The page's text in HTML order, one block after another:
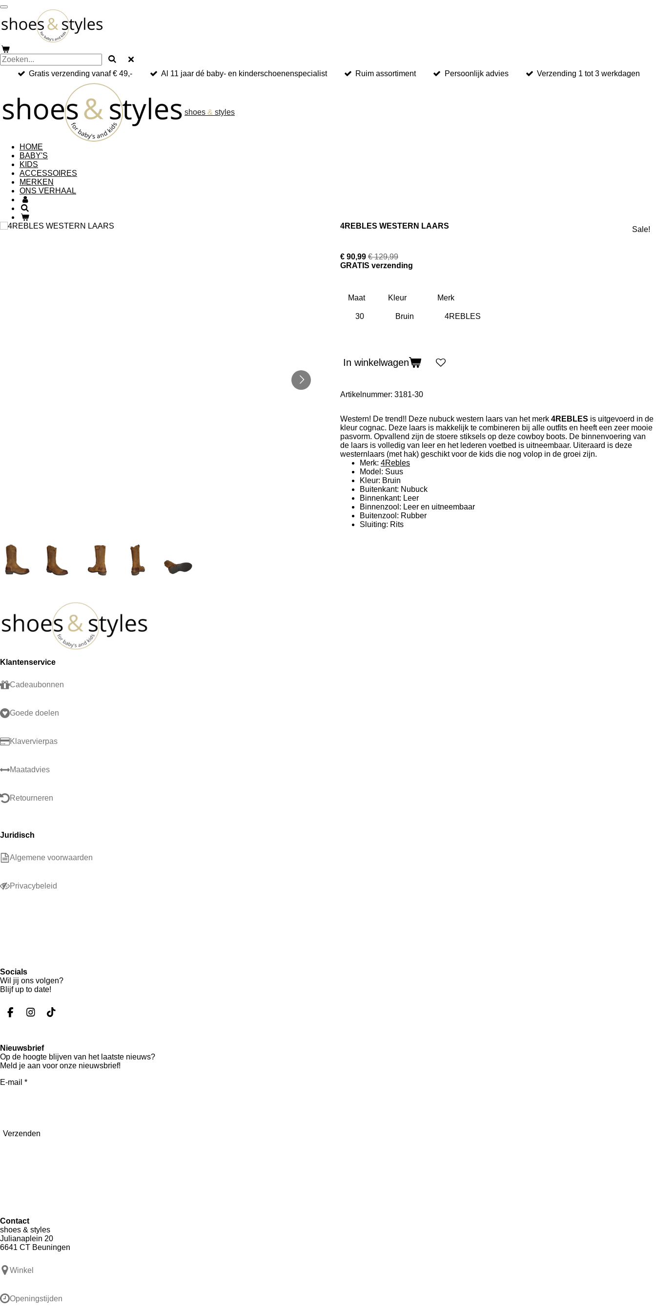
Ga
direct
naar
hoofdinhoud
Gratis verzending vanaf € 49,- Al 11 jaar dé baby- en kinderschoenenspecialist Ruim assortiment Persoonlijk advies Verzending 1 tot 3 werkdagen
shoes & styles
HOME
BABY'S
KIDS
ACCESSOIRES
MERKEN
ONS VERHAAL
4REBLES WESTERN LAARS Sale!
€ 90,99 € 129,99
GRATIS verzending
Maat Kleur Merk
In winkelwagen
Artikelnummer: 3181-30
Western! De trend!! Deze nubuck western laars van het merk 4REBLES is uitgevoerd in de
kleur cognac. Deze laars is makkelijk te combineren bij alle outfits en heeft een zeer mooie
pasvorm. Opvallend zijn de stoere stiksels op deze cowboy boots. De binnenvoering van
de laars is volledig van leer en het lederen voetbed is uitneembaar. Uiteraard is deze
westernlaars (met hak) geschikt voor de kids die nog volop in de groei zijn.
Merk: 4Rebles
Model: Suus
Kleur: Bruin
Buitenkant: Nubuck
Binnenkant: Leer
Binnenzool: Leer en uitneembaar
Buitenzool: Rubber
Sluiting: Rits
Klantenservice
Cadeaubonnen
Goede doelen
Klavervierpas
Maatadvies
Retourneren
Juridisch
Algemene voorwaarden
Privacybeleid
Socials
Wil jij ons volgen?
Blijf up to date!
F
b
o
k
I
a
g
T
o
k
Nieuwsbrief
Op de hoogte blijven van het laatste nieuws?
Meld je aan voor onze nieuwsbrief!
E-mail *
Verzenden
Contact
shoes & styles
Julianaplein 20
6641 CT Beuningen
Winkel
Openingstijden